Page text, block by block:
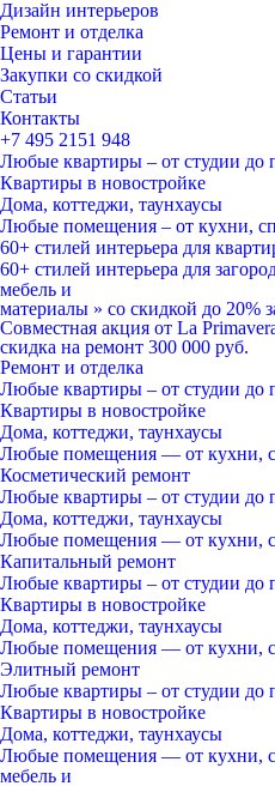
Дизайн интерьеров
Ремонт и отделка
Цены и гарантии
Закупки со скидкой
Статьи
Контакты
+7 495 2151 948
Любые квартиры – от студии до
Квартиры в новостройке
Дома, коттеджи, таунхаусы
Любые помещения – от кухни,
60+ стилей интерьера для
60+ стилей интерьера для
мебель и
материалы » со скидкой до 20%
Совместная акция от La
скидка на ремонт 300 000 руб.
Ремонт и отделка
Любые квартиры – от студии до
Квартиры в новостройке
Дома, коттеджи, таунхаусы
Любые помещения — от кухни,
Косметический ремонт
Любые квартиры – от студии до
Дома, коттеджи, таунхаусы
Любые помещения — от кухни,
Капитальный ремонт
Любые квартиры – от студии до
Квартиры в новостройке
Дома, коттеджи, таунхаусы
Любые помещения — от кухни,
Элитный ремонт
Любые квартиры – от студии до
Квартиры в новостройке
Дома, коттеджи, таунхаусы
Любые помещения — от кухни,
мебель и